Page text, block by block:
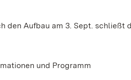
den Aufbau am 3. Sept. schließt
und Programm